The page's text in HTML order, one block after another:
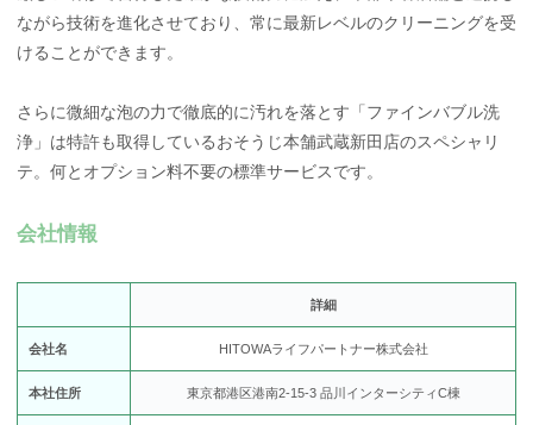
ながら技術を進化させており、常に最新レベルのクリーニングを受
けることができます。
さらに微細な泡の力で徹底的に汚れを落とす「ファインバブル洗
浄」は特許も取得しているおそうじ本舗武蔵新田店のスペシャリ
テ。何とオプション料不要の標準サービスです。
会社情報
詳細
会社名 HITOWAライフパートナー株式会社
本社住所 東京都港区港南2-15-3 品川インターシティC棟